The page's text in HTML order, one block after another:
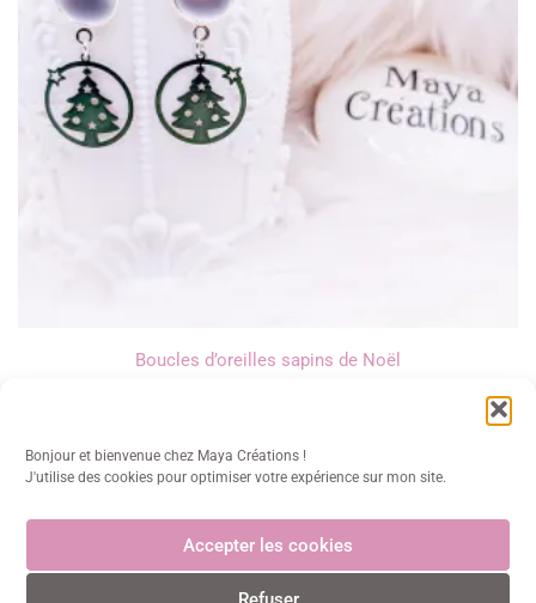
Bonjour et bienvenue chez Maya Créations !
J'utilise des cookies pour optimiser votre expérience sur mon site.
Accepter les cookies
Boucles d’oreilles sapins de Noël
Maya Créations